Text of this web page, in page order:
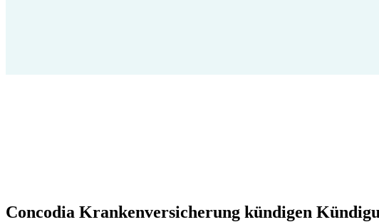
Concodia Krankenversicherung kündigen